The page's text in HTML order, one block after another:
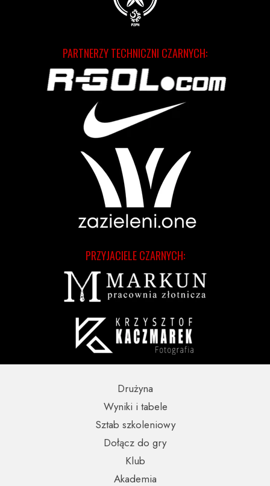
PRZYJACIELE CZARNYCH:
PARTNERZY TECHNICZNI CZARNYCH:
Wyniki i tabele
Sztab szkoleniowy
Dołącz do gry
Drużyna
Akademia
Klub